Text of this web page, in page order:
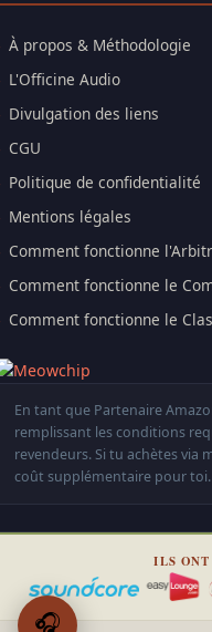
À propos & Méthodologie
L'Officine Audio
Divulgation des liens
CGU
Politique de confidentialité
Mentions légales
Comment fonctionne
Comment fonctionne le
Comment fonctionne le
En tant que Partenaire
remplissant les conditions
revendeurs. Si tu achètes via
coût supplémentaire pour toi.
ILS
🎧